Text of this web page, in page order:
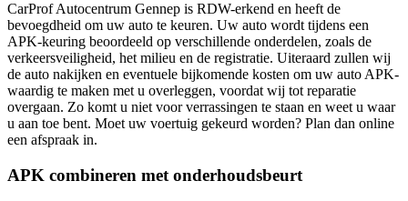
CarProf Autocentrum Gennep is RDW-erkend en heeft de
bevoegdheid om uw auto te keuren. Uw auto wordt tijdens een
APK-keuring beoordeeld op verschillende onderdelen, zoals de
verkeersveiligheid, het milieu en de registratie. Uiteraard zullen wij
de auto nakijken en eventuele bijkomende kosten om uw auto APK-
waardig te maken met u overleggen, voordat wij tot reparatie
overgaan. Zo komt u niet voor verrassingen te staan en weet u waar
u aan toe bent. Moet uw voertuig gekeurd worden? Plan dan online
een afspraak in.
APK combineren met onderhoudsbeurt